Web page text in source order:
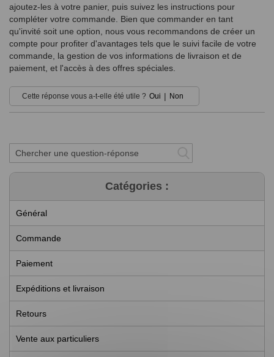
ajoutez-les à votre panier, puis suivez les instructions pour
compléter votre commande. Bien que commander en tant
qu'invité soit une option, nous vous recommandons de créer un
compte pour profiter d'avantages tels que le suivi facile de votre
commande, la gestion de vos informations de livraison et de
paiement, et l'accès à des offres spéciales.
Cette réponse vous a-t-elle été utile ? Oui | Non
Catégories :
Général
Commande
Paiement
Expéditions et livraison
Retours
Vente aux particuliers